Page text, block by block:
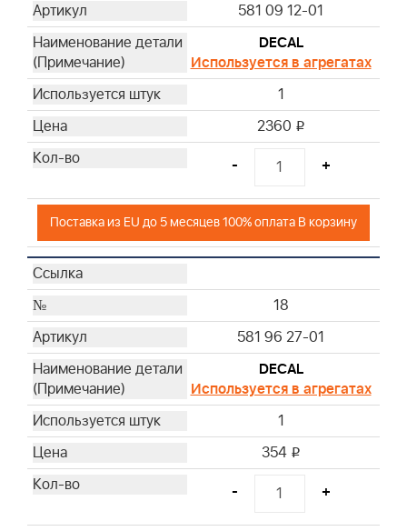
581 09 12-01
DECAL
Используется в агрегатах
1
2360 i
- +
Поставка из EU до 5 месяцев 100% оплата В корзину
18
581 96 27-01
DECAL
Используется в агрегатах
1
354 i
- +